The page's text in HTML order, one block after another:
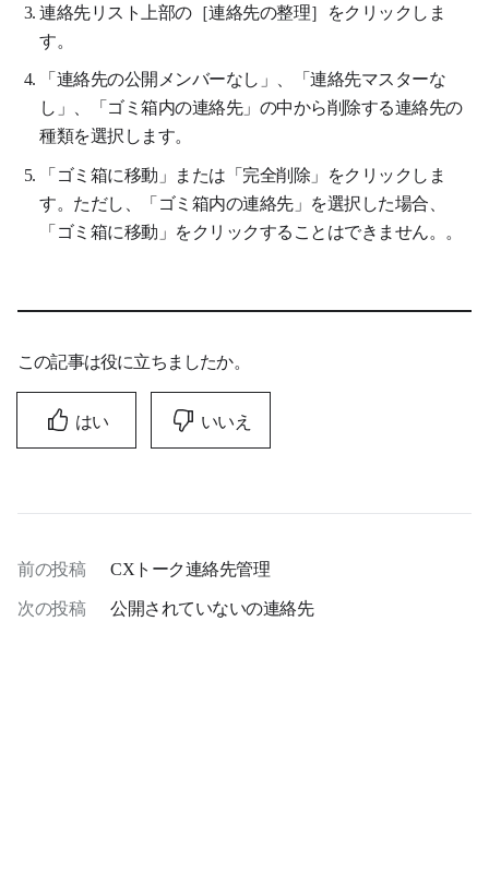
連絡先リスト上部の［連絡先の整理］をクリックしま
す。
「連絡先の公開メンバーなし」、「連絡先マスターな
し」、「ゴミ箱内の連絡先」の中から削除する連絡先の
種類を選択します。
「ゴミ箱に移動」または「完全削除」をクリックしま
す。ただし、「ゴミ箱内の連絡先」を選択した場合、
「ゴミ箱に移動」をクリックすることはできません。。
この記事は役に立ちましたか。
はい いいえ
前の投稿
CXトーク連絡先管理
次の投稿
公開されていないの連絡先